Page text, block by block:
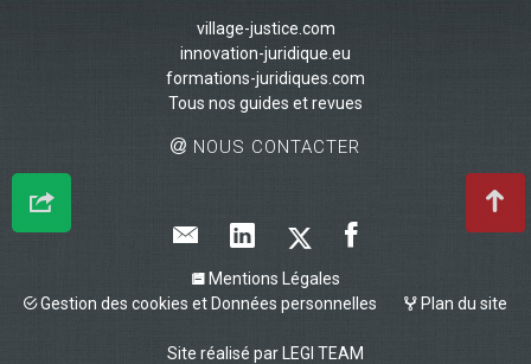
village-justice.com
innovation-juridique.eu
formations-juridiques.com
Tous nos guides et revues
NOUS CONTACTER
Mentions Légales
Gestion des cookies et Données personnelles
Plan du site
Site réalisé par LEGI TEAM